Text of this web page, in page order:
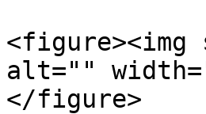
<figure><img
alt=""
</figure>